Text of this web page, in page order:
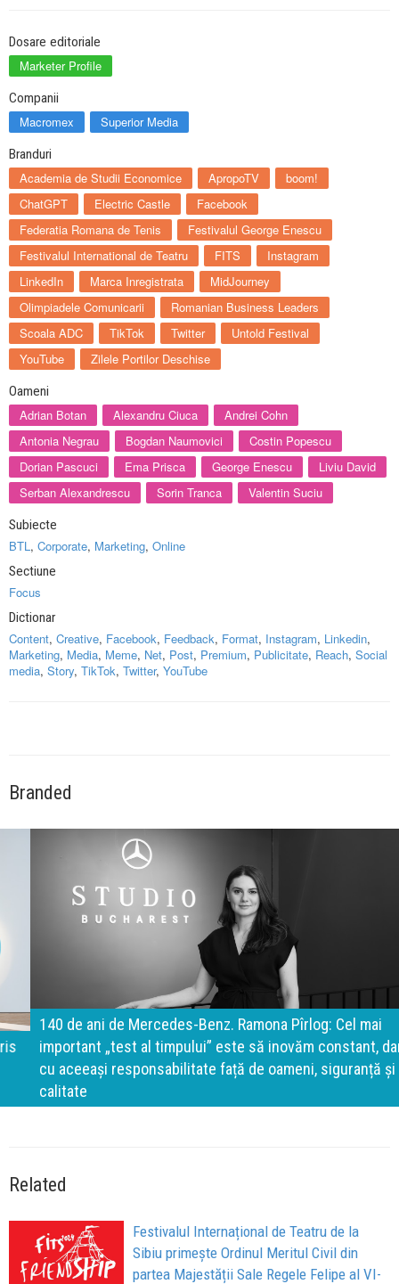
Dosare editoriale
Marketer Profile
Companii
Macromex Superior Media
Branduri
Academia de Studii Economice ApropoTV
boom!
ChatGPT
Electric Castle
Facebook
Federatia Romana de Tenis
Festivalul George Enescu
Festivalul International de Teatru
FITS
Instagram
LinkedIn
Marca Inregistrata
MidJourney
Olimpiadele Comunicarii
Romanian Business Leaders
Scoala ADC
TikTok Twitter
Untold Festival
YouTube
Zilele Portilor Deschise
Oameni
Adrian Botan Alexandru Ciuca
Andrei Cohn
Antonia Negrau
Bogdan Naumovici
Costin Popescu
Dorian Pascuci
Ema Prisca George Enescu
Liviu David
Serban Alexandrescu
Sorin Tranca Valentin Suciu
Subiecte
BTL, Corporate, Marketing, Online
Sectiune
Focus
Dictionar
Content, Creative, Facebook, Feedback, Format, Instagram, Linkedin,
Marketing, Media, Meme, Net, Post, Premium, Publicitate, Reach, Social
media, Story, TikTok, Twitter, YouTube
Branded
140 de ani de Mercedes-Benz. Ramona Pîrlog: Cel mai
important „test al timpului” este să inovăm constant, dar
cu aceeași responsabilitate față de oameni, siguranță și
calitate
Related
Festivalul Internațional de Teatru de la
Sibiu primește Ordinul Meritul Civil din
partea Majestății Sale Regele Felipe al VI-